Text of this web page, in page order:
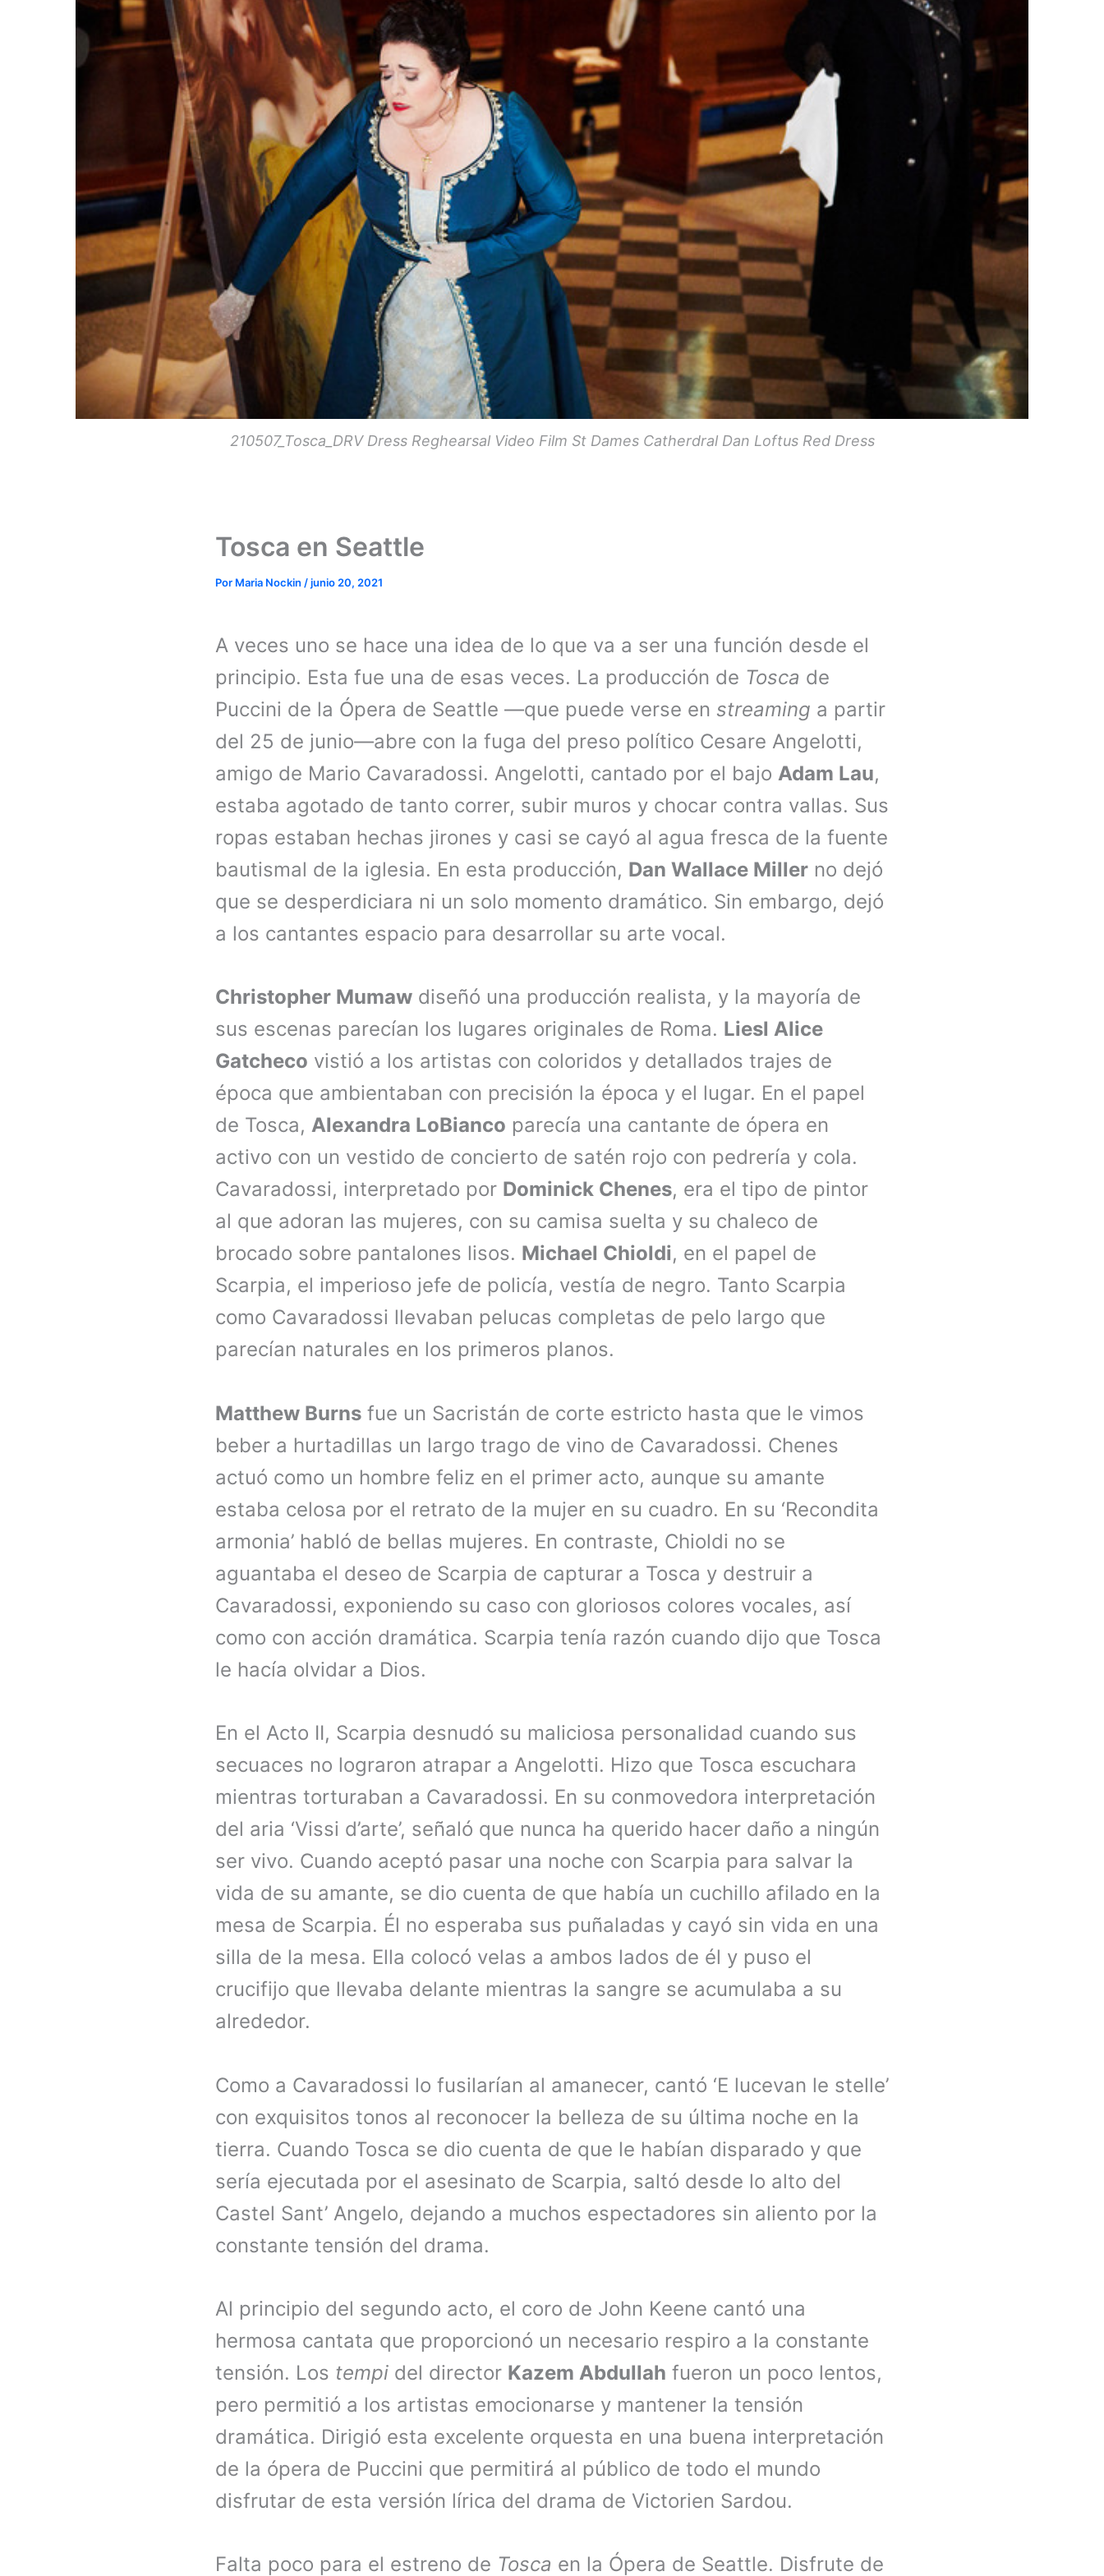
210507_Tosca_DRV Dress Reghearsal Video Film St Dames Catherdral Dan Loftus Red Dress
Tosca en Seattle
Por Maria Nockin /junio 20, 2021
A veces uno se hace una idea de lo que va a ser una función desde el
principio. Esta fue una de esas veces. La producción de Tosca de
Puccini de la Ópera de Seattle —que puede verse en streaming a partir
del 25 de junio—abre con la fuga del preso político Cesare Angelotti,
amigo de Mario Cavaradossi. Angelotti, cantado por el bajo Adam Lau,
estaba agotado de tanto correr, subir muros y chocar contra vallas. Sus
ropas estaban hechas jirones y casi se cayó al agua fresca de la fuente
bautismal de la iglesia. En esta producción, Dan Wallace Miller no dejó
que se desperdiciara ni un solo momento dramático. Sin embargo, dejó
a los cantantes espacio para desarrollar su arte vocal.
Christopher Mumaw diseñó una producción realista, y la mayoría de
sus escenas parecían los lugares originales de Roma. Liesl Alice
Gatcheco vistió a los artistas con coloridos y detallados trajes de
época que ambientaban con precisión la época y el lugar. En el papel
de Tosca, Alexandra LoBianco parecía una cantante de ópera en
activo con un vestido de concierto de satén rojo con pedrería y cola.
Cavaradossi, interpretado por Dominick Chenes, era el tipo de pintor
al que adoran las mujeres, con su camisa suelta y su chaleco de
brocado sobre pantalones lisos. Michael Chioldi, en el papel de
Scarpia, el imperioso jefe de policía, vestía de negro. Tanto Scarpia
como Cavaradossi llevaban pelucas completas de pelo largo que
parecían naturales en los primeros planos.
Matthew Burns fue un Sacristán de corte estricto hasta que le vimos
beber a hurtadillas un largo trago de vino de Cavaradossi. Chenes
actuó como un hombre feliz en el primer acto, aunque su amante
estaba celosa por el retrato de la mujer en su cuadro. En su ‘Recondita
armonia’ habló de bellas mujeres. En contraste, Chioldi no se
aguantaba el deseo de Scarpia de capturar a Tosca y destruir a
Cavaradossi, exponiendo su caso con gloriosos colores vocales, así
como con acción dramática. Scarpia tenía razón cuando dijo que Tosca
le hacía olvidar a Dios.
En el Acto II, Scarpia desnudó su maliciosa personalidad cuando sus
secuaces no lograron atrapar a Angelotti. Hizo que Tosca escuchara
mientras torturaban a Cavaradossi. En su conmovedora interpretación
del aria ‘Vissi d’arte’, señaló que nunca ha querido hacer daño a ningún
ser vivo. Cuando aceptó pasar una noche con Scarpia para salvar la
vida de su amante, se dio cuenta de que había un cuchillo afilado en la
mesa de Scarpia. Él no esperaba sus puñaladas y cayó sin vida en una
silla de la mesa. Ella colocó velas a ambos lados de él y puso el
crucifijo que llevaba delante mientras la sangre se acumulaba a su
alrededor.
Como a Cavaradossi lo fusilarían al amanecer, cantó ‘E lucevan le stelle’
con exquisitos tonos al reconocer la belleza de su última noche en la
tierra. Cuando Tosca se dio cuenta de que le habían disparado y que
sería ejecutada por el asesinato de Scarpia, saltó desde lo alto del
Castel Sant’ Angelo, dejando a muchos espectadores sin aliento por la
constante tensión del drama.
Al principio del segundo acto, el coro de John Keene cantó una
hermosa cantata que proporcionó un necesario respiro a la constante
tensión. Los tempi del director Kazem Abdullah fueron un poco lentos,
pero permitió a los artistas emocionarse y mantener la tensión
dramática. Dirigió esta excelente orquesta en una buena interpretación
de la ópera de Puccini que permitirá al público de todo el mundo
disfrutar de esta versión lírica del drama de Victorien Sardou.
Falta poco para el estreno de Tosca en la Ópera de Seattle. Disfrute de